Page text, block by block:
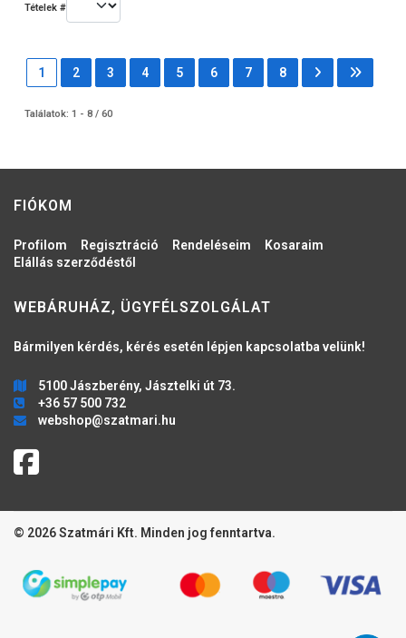
Tételek #
1 2 3 4 5 6 7 8
Találatok: 1 - 8 / 60
FIÓKOM
Profilom Regisztráció Rendeléseim
Kosaraim
Elállás szerződéstől
WEBÁRUHÁZ, ÜGYFÉLSZOLGÁLAT
Bármilyen kérdés, kérés esetén lépjen kapcsolatba velünk!
5100 Jászberény, Jásztelki út 73.
+36 57 500 732
webshop@szatmari.hu
© 2026 Szatmári Kft. Minden jog fenntartva.